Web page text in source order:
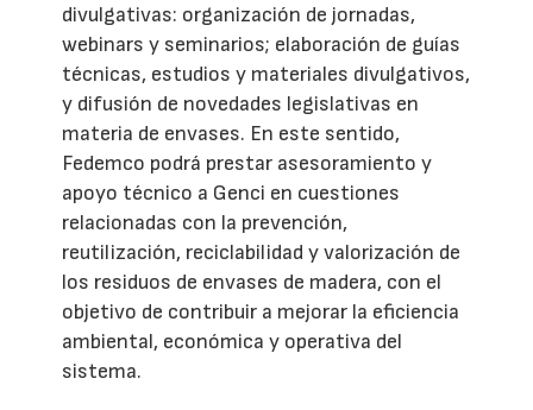
divulgativas: organización de jornadas,
webinars y seminarios; elaboración de guías
técnicas, estudios y materiales divulgativos,
y difusión de novedades legislativas en
materia de envases. En este sentido,
Fedemco podrá prestar asesoramiento y
apoyo técnico a Genci en cuestiones
relacionadas con la prevención,
reutilización, reciclabilidad y valorización de
los residuos de envases de madera, con el
objetivo de contribuir a mejorar la eficiencia
ambiental, económica y operativa del
sistema.